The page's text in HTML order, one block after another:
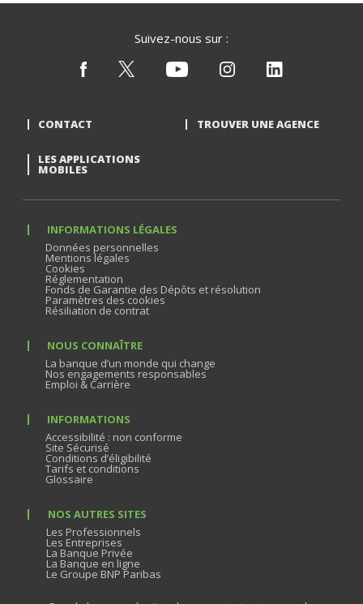
Suivez-nous sur :
CONTACT TROUVER UNE AGENCE
LES APPLICATIONS
MOBILES
INFORMATIONS LÉGALES
Données personnelles
Mentions légales
Cookies
Réglementation
Fonds de Garantie des Dépôts et résolution
Paramètres des cookies
Résiliation de contrat
NOUS CONNAÎTRE
La banque d’un monde qui change
Nos engagements responsables
Emploi & Carrière
INFORMATIONS
Accessibilité : non conforme
Site Sécurisé
Conditions d’éligibilité
Tarifs et conditions
Glossaire
NOS AUTRES SITES
Les Professionnels
Les Entreprises
La Banque Privée
La Banque en ligne
Le Groupe BNP Paribas